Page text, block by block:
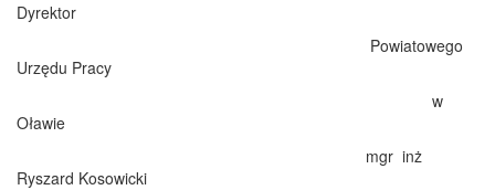
Dyrektor
Powiatowego
Urzędu Pracy
w
Oławie
mgr inż
Ryszard Kosowicki